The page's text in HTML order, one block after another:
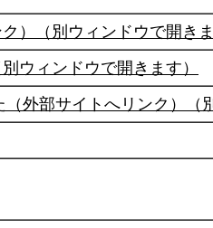
）（別ウィンドウで開きま
ウィンドウで開きます）
外部サイトへリンク）（